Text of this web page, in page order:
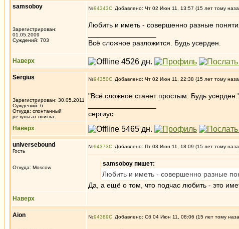
samsoboy
Зарегистрирован:
01.05.2009
Суждений: 703
№94343 Добавлено: Чт 02 Июн 11, 13:57 (15 лет тому
Любить и иметь - совершенно разные
Всё сложное разложится. Будь усерден.
Наверх
Sergius
Зарегистрирован: 30.05.2011
Суждений: 6
Откуда: спонтанный
результат поиска
№94350 Добавлено: Чт 02 Июн 11, 22:38 (15 лет тому
"Всё сложное станет простым. Будь
сергиус
Наверх
universebound
Гость
Откуда: Moscow
№94373 Добавлено: Пт 03 Июн 11, 18:09 (15 лет тому
samsoboy пишет:
Любить и иметь - совершенно разные
Да, а ещё о том, что подчас любить - это
Наверх
Aion №94389 Добавлено: Сб 04 Июн 11, 08:06 (15 лет тому